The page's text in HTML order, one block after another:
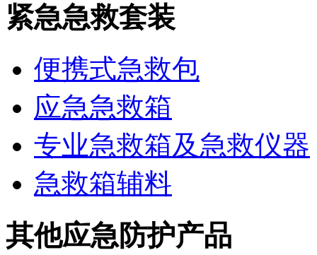
紧急急救套装
便携式急救包
应急急救箱
专业急救箱及急救仪器
急救箱辅料
其他应急防护产品